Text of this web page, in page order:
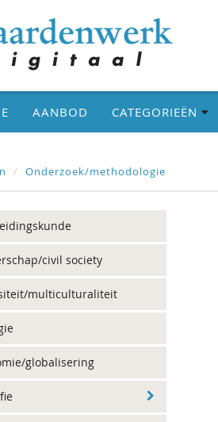
AANBOD CATEGORIEËN
Onderzoek/methodologie
civil society
multiculturaliteit
globalisering